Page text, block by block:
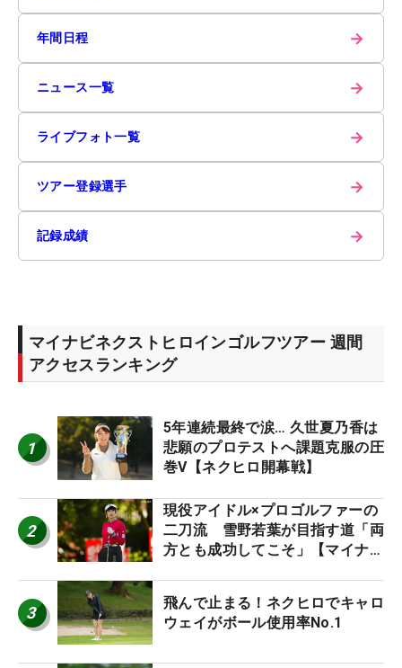
年間日程 →
ニュース一覧 →
ライブフォト一覧 →
ツアー登録選手 →
記録成績 →
マイナビネクストヒロインゴルフツアー 週間
アクセスランキング
1
5年連続最終で涙… 久世夏乃香は
悲願のプロテストへ課題克服の圧
巻V【ネクヒロ開幕戦】
2
現役アイドル×プロゴルファーの
二刀流 雪野若葉が目指す道「両
方とも成功してこそ」【マイナビ
3
飛んで止まる！ネクヒロでキャロ
ウェイがボール使用率No.1